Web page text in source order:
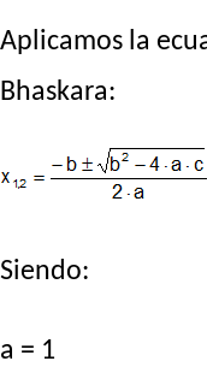
Aplicamos la
Bhaskara:
Siendo:
a = 1